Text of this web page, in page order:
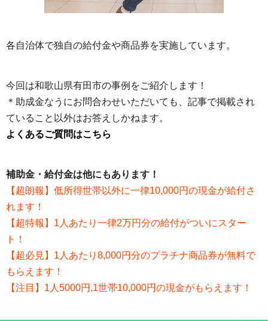
各自治体で独自の給付金や商品券を実施しています。
今回は和歌山県有田市の事例をご紹介します！
＊助成金なうにお問合わせいただいても、記事で掲載され
ていること以外はお答えしかねます。
よくあるご質問はこちら
補助金・給付金は他にもあります！
【超朗報】低所得世帯以外に一律10,000円の現金が給付さ
れます！
【超特報】1人あたり一律2万円分の給付がついにスター
ト！
【超必見】1人あたり8,000円分のプラチナ商品券が無料で
もらえます！
【注目】1人5000円,1世帯10,000円の現金がもらえます！